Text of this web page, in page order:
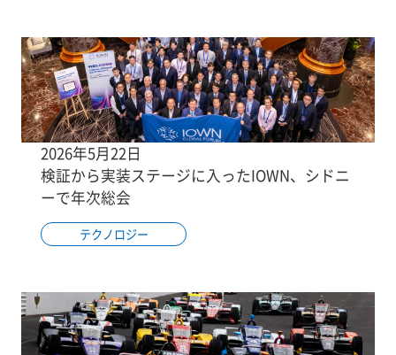
2026年5月22日
検証から実装ステージに入ったIOWN、シドニ
ーで年次総会
テクノロジー